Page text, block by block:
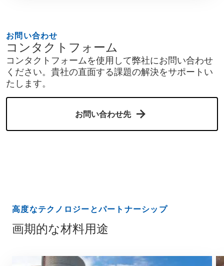
お問い合わせ
コンタクトフォーム
コンタクトフォームを使用して弊社にお問い合わせ
ください。貴社の直面する課題の解決をサポートい
たします。
お問い合わせ先
高度なテクノロジーとパートナーシップ
画期的な材料用途